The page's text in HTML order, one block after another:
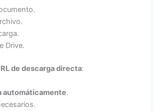
Drive.
de descarga directa:
automáticamente.